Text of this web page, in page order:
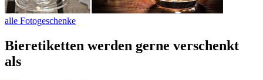
alle Fotogeschenke
Bieretiketten werden gerne verschenkt
als